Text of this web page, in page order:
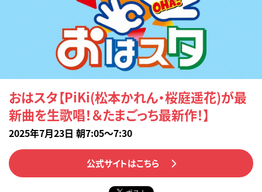
おはスタ【PiKi(松本かれん・桜庭遥花)が最
新曲を生歌唱！＆たまごっち最新作！】
2025年7月23日 朝7:05～7:30
公式サイトはこちら